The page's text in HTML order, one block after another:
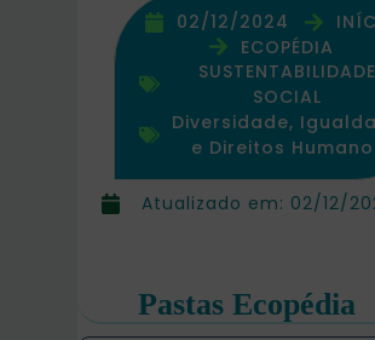
Atualizado em: 02/12/
02/12/2024
ECOPÉDIA
SUSTENTABILIDADE
SOCIAL
Diversidade,
e Direitos
Pastas Ecopédia